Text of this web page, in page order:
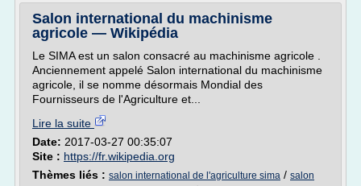
Salon international du machinisme
agricole — Wikipédia
Le SIMA est un salon consacré au machinisme agricole .
Anciennement appelé Salon international du machinisme
agricole, il se nomme désormais Mondial des
Fournisseurs de l'Agriculture et...
Lire la suite
Date: 2017-03-27 00:35:07
Site : https://fr.wikipedia.org
Thèmes liés : salon international de l'agriculture sima / salon